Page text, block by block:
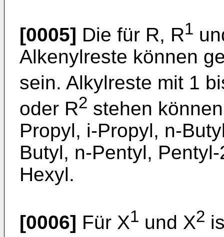
[0005] Die für R, R1
Alkenylreste können
sein. Alkylreste mit 1
oder R2 stehen
Propyl, i-Propyl, n-
Butyl, n-Pentyl,
Hexyl.
[0006] Für X1 und X2